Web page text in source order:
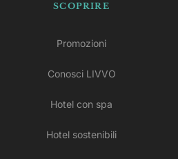
SCOPRIRE
Promozioni
Conosci LIVVO
Hotel con spa
Hotel sostenibili